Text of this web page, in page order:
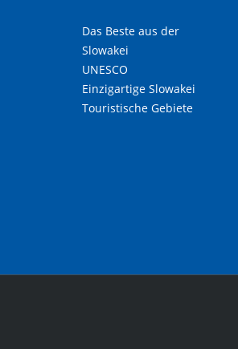
Das Beste aus der
Slowakei
UNESCO
Einzigartige Slowakei
Touristische Gebiete